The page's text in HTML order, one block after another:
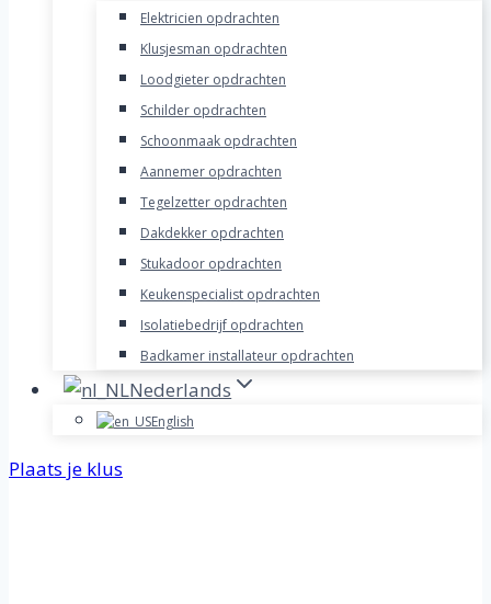
Elektricien opdrachten
Klusjesman opdrachten
Loodgieter opdrachten
Schilder opdrachten
Schoonmaak opdrachten
Aannemer opdrachten
Tegelzetter opdrachten
Dakdekker opdrachten
Stukadoor opdrachten
Keukenspecialist opdrachten
Isolatiebedrijf opdrachten
Badkamer installateur opdrachten
Nederlands
English
Plaats je klus